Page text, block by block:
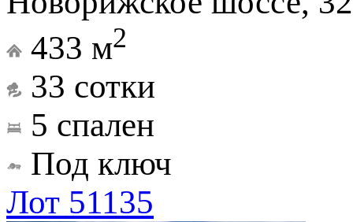
433 м2
33 сотки
5 спален
Под ключ
Лот 51135